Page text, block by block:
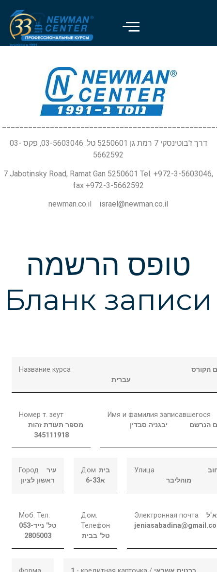
דרך ז'בוטינסקי 7 רמת גן 5250601 טל. 03-5603046, פקס 03-
5662592
7 Jabotinsky Road, Ramat Gan 5250601 Tel. +972-3-5603046,
fax +972-3-5662592
newman.co.il israel@newman.co.il
טופס הרשמה
Бланк записи
Название курса
הקורס
עברית
Номер т. зеут
מספר תעודת זהות
345111918
Имя и фамилия записавшегося
הנרשם
יבגניה סבדין
Город
עיר
ראשון לציון
Дом בית
6-33א
Улица
מוהליבר
Моб. Тел.
טל' נייד053-
2805003
Дом.
Телефон
טל' בבית
Электронная почта